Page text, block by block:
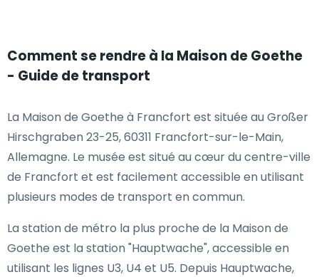
Comment se rendre à la Maison de Goethe
- Guide de transport
La Maison de Goethe à Francfort est située au Großer
Hirschgraben 23-25, 60311 Francfort-sur-le-Main,
Allemagne. Le musée est situé au cœur du centre-ville
de Francfort et est facilement accessible en utilisant
plusieurs modes de transport en commun.
La station de métro la plus proche de la Maison de
Goethe est la station "Hauptwache", accessible en
utilisant les lignes U3, U4 et U5. Depuis Hauptwache,